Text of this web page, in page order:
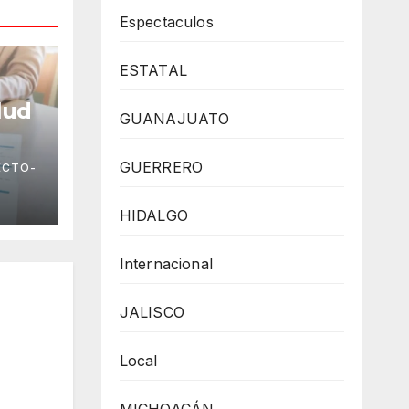
Espectaculos
ESTATAL
GUANAJUATO
GUERRERO
HIDALGO
Internacional
JALISCO
Local